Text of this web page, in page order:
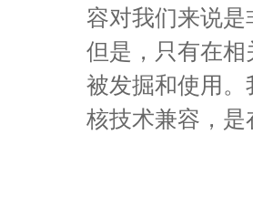
容对我们来说
但是，只有在
被发掘和使用
核技术兼容，